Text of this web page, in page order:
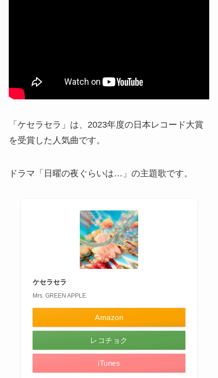
「ケセラセラ」は、2023年度の日本レコード大賞
を受賞した人気曲です。
ドラマ「日曜の夜ぐらいは…」の主題歌です。
ケセラセラ
Mrs. GREEN APPLE
Amazon
レコチョク
iTunes